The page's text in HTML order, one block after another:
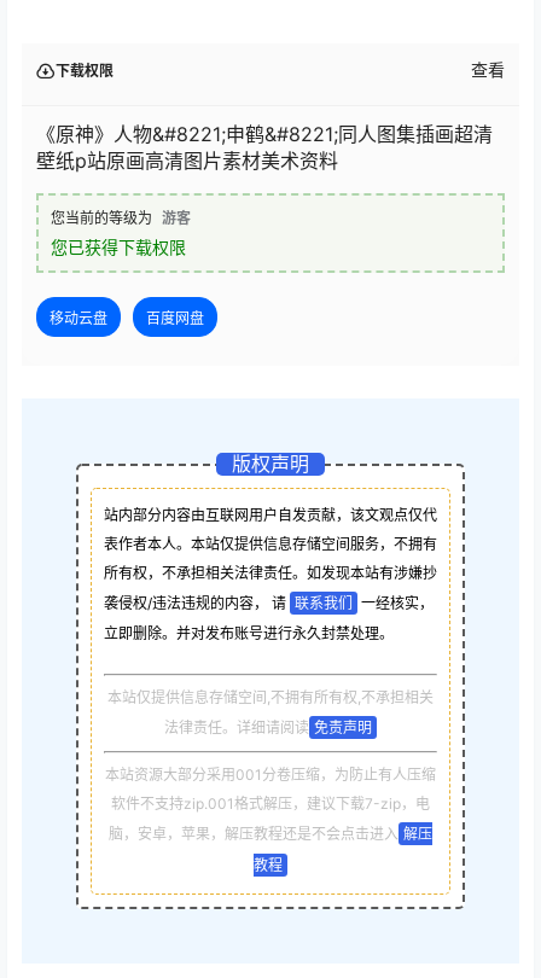
下载权限 查看
《原神》人物&#8221;申鹤&#8221;同人图集插画超清
壁纸p站原画高清图片素材美术资料
您当前的等级为 游客
您已获得下载权限
移动云盘 百度网盘
版权声明
站内部分内容由互联网用户自发贡献，该文观点仅代
表作者本人。本站仅提供信息存储空间服务，不拥有
所有权，不承担相关法律责任。如发现本站有涉嫌抄
袭侵权/违法违规的内容， 请 联系我们
一经核实，
立即删除。并对发布账号进行永久封禁处理。
本站仅提供信息存储空间,不拥有所有权,不承担相关
法律责任。详细请阅读 免责声明
本站资源大部分采用001分卷压缩，为防止有人压缩
软件不支持zip.001格式解压，建议下载7-zip，电
脑，安卓，苹果，解压教程还是不会点击进入 解压
教程